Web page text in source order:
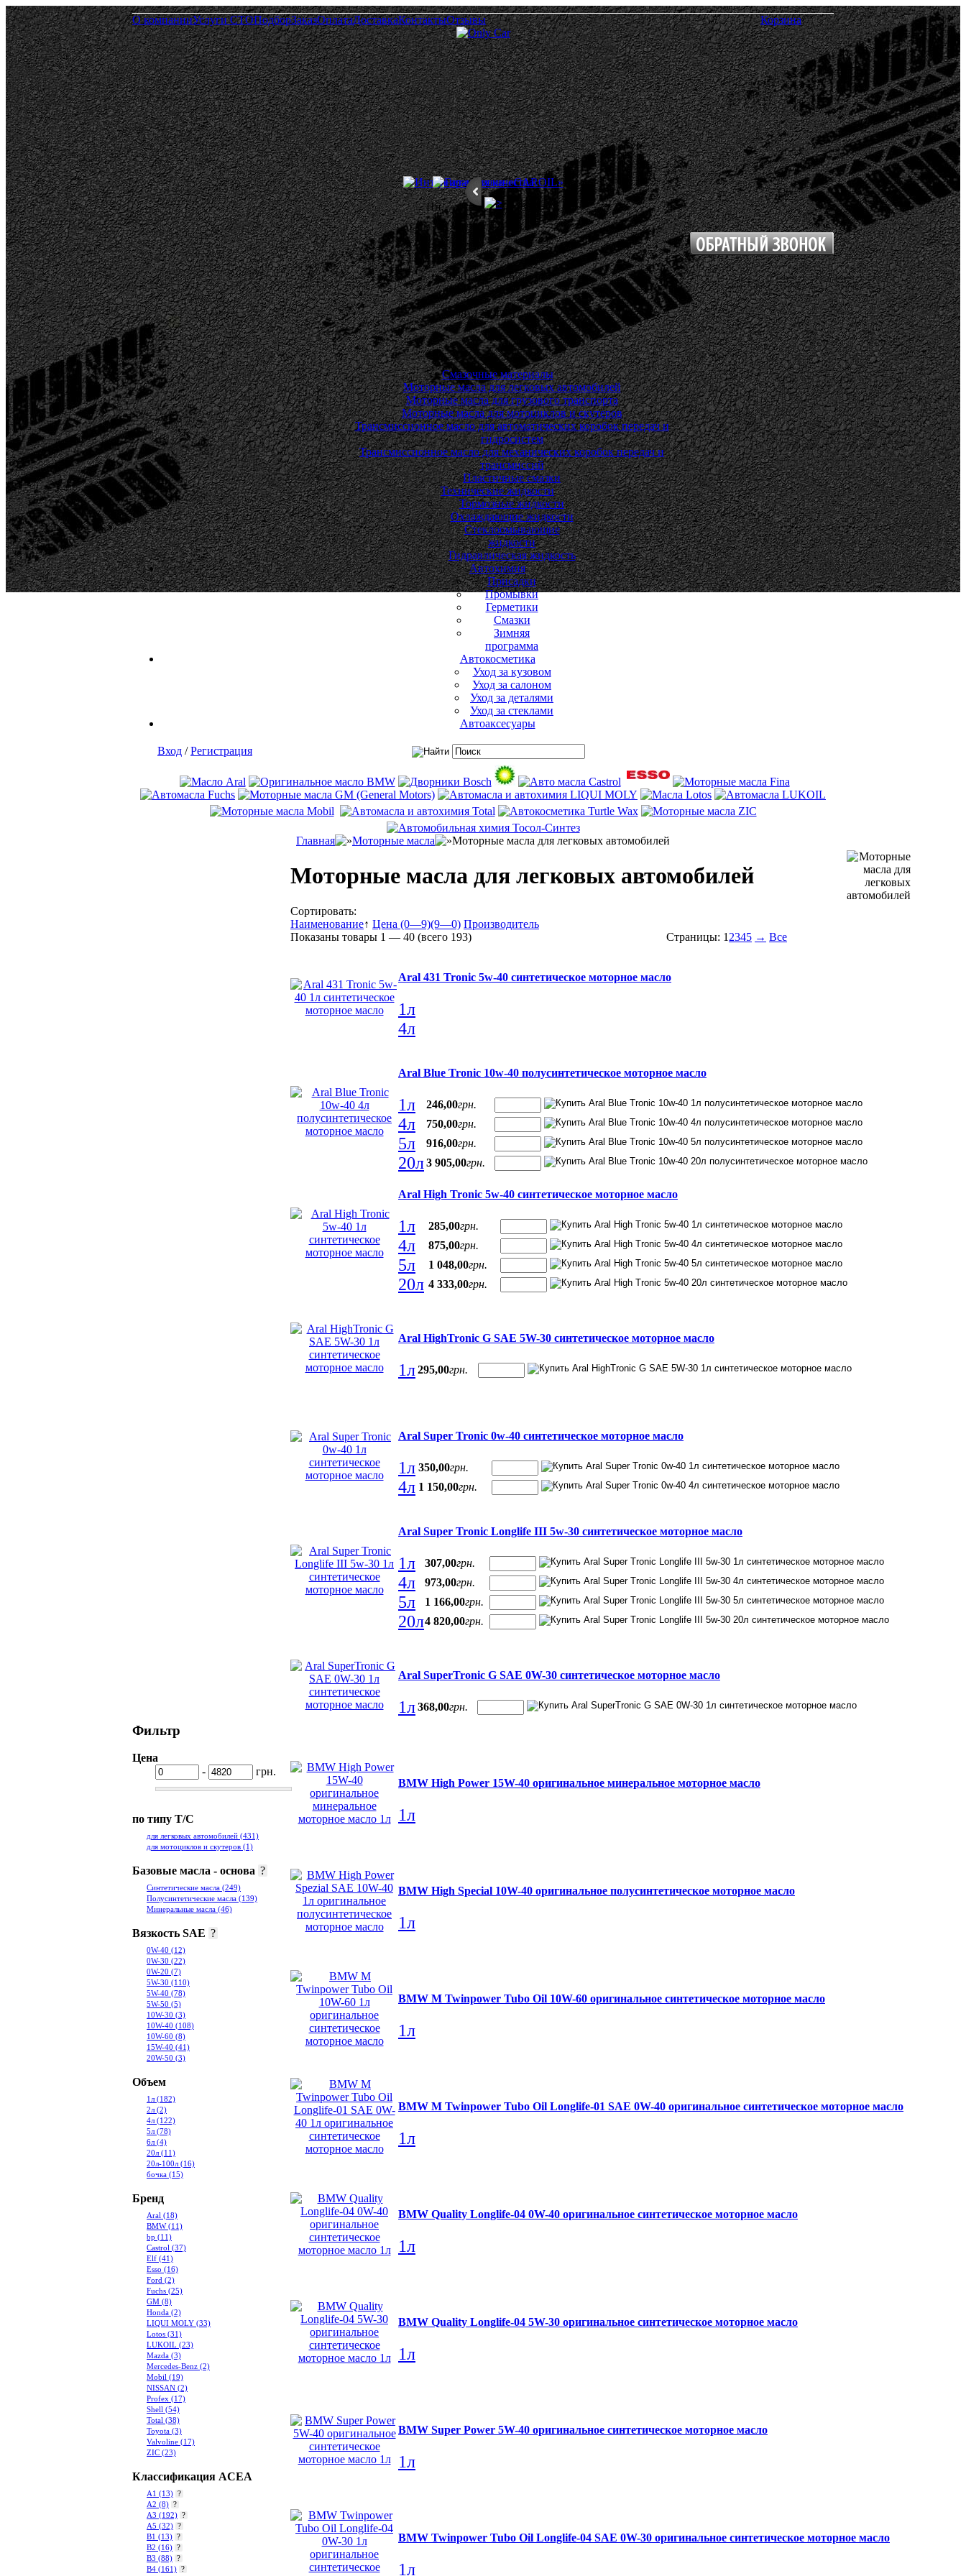
О компанииУслуги СТОПодборЗаказОплатаДоставкаКонтактыОтзывы Корзина
Пн.— Пт. 10.00—18.00
(050) 123-45-67
(044) 123-45-67
(098) 123-45-67
Смазочные материалы
Моторные масла для легковых автомобилей
Моторные масла для грузового транспорта
Моторные масла для мотоциклов и скутеров
Трансмиссионное масло для автоматических коробок передач и
гидросистем
Трансмиссионное масло для механических коробок передач и
трансмиссий
Пластичные смазки
Технические жидкости
Тормозные жидкости
Охлаждающие жидкости
Стеклоомывающие
жидкости
Гидравлическая жидкость
Автохимия
Присадки
Промывки
Герметики
Смазки
Зимняя
программа
Автокосметика
Уход за кузовом
Уход за салоном
Уход за деталями
Уход за стеклами
Автоаксесуары
Вход /Регистрация
Главная Моторные масла Моторные масла для легковых автомобилей
Фильтр
Цена
-
грн.
по типу Т/С
для легковых автомобилей (431)
для мотоциклов и скутеров (1)
Базовые масла - основа ?
Синтетические масла (249)
Полусинтетические масла (139)
Минеральные масла (46)
Вязкость SAE ?
0W-40 (12)
0W-30 (22)
0W-20 (7)
5W-30 (110)
5W-40 (78)
5W-50 (5)
10W-30 (3)
10W-40 (108)
10W-60 (8)
15W-40 (41)
20W-50 (3)
Объем
1л (182)
2л (2)
4л (122)
5л (78)
6л (4)
20л (11)
20л-100л (16)
бочка (15)
Бренд
Aral (18)
BMW (11)
bp (11)
Castrol (37)
Elf (41)
Esso (16)
Ford (2)
Fuchs (25)
GM (8)
Honda (2)
LIQUI MOLY (33)
Lotos (31)
LUKOIL (23)
Mazda (3)
Mercedes-Benz (2)
Mobil (19)
NISSAN (2)
Profex (17)
Shell (54)
Total (38)
Toyota (3)
Valvoline (17)
ZIC (23)
Классификация ACEA
A1 (13) ?
A2 (8) ?
A3 (192) ?
A5 (32) ?
B1 (13) ?
B2 (16) ?
B3 (88) ?
B4 (161) ?
Моторные масла для легковых автомобилей
Сортировать:
Наименование↑ Цена (0—9)(9—0) Производитель
Показаны товары 1 — 40 (всего 193) Страницы: 1 2345 → Все
Aral 431 Tronic 5w-40 синтетическое моторное масло
1л
4л
Aral Blue Tronic 10w-40 полусинтетическое моторное масло
1л 246,00грн.
4л 750,00грн.
5л 916,00грн.
20л3 905,00грн.
Aral High Tronic 5w-40 синтетическое моторное масло
1л 285,00грн.
4л 875,00грн.
5л 1 048,00грн.
20л 4 333,00грн.
Aral HighTronic G SAE 5W-30 синтетическое моторное масло
1л295,00грн.
Aral Super Tronic 0w-40 синтетическое моторное масло
1л 350,00грн.
4л 1 150,00грн.
Aral Super Tronic Longlife III 5w-30 синтетическое моторное масло
1л 307,00грн.
4л 973,00грн.
5л 1 166,00грн.
20л4 820,00грн.
Aral SuperTronic G SAE 0W-30 синтетическое моторное масло
1л368,00грн.
BMW High Power 15W-40 оригинальное минеральное моторное масло
1л
BMW High Special 10W-40 оригинальное полусинтетическое моторное масло
1л
BMW M Twinpower Tubo Oil 10W-60 оригинальное синтетическое моторное масло
1л
BMW M Twinpower Tubo Oil Longlife-01 SAE 0W-40 оригинальное синтетическое моторное масло
1л
BMW Quality Longlife-04 0W-40 оригинальное синтетическое моторное масло
1л
BMW Quality Longlife-04 5W-30 оригинальное синтетическое моторное масло
1л
BMW Super Power 5W-40 оригинальное синтетическое моторное масло
1л
BMW Twinpower Tubo Oil Longlife-04 SAE 0W-30 оригинальное синтетическое моторное масло
1л